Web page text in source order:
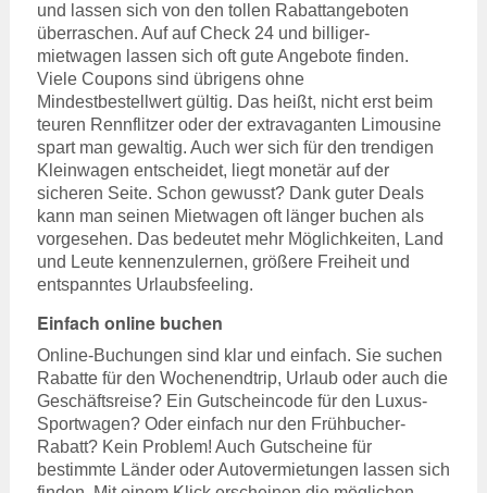
und lassen sich von den tollen Rabattangeboten
überraschen. Auf auf Check 24 und billiger-
mietwagen lassen sich oft gute Angebote finden.
Viele Coupons sind übrigens ohne
Mindestbestellwert gültig. Das heißt, nicht erst beim
teuren Rennflitzer oder der extravaganten Limousine
spart man gewaltig. Auch wer sich für den trendigen
Kleinwagen entscheidet, liegt monetär auf der
sicheren Seite. Schon gewusst? Dank guter Deals
kann man seinen Mietwagen oft länger buchen als
vorgesehen. Das bedeutet mehr Möglichkeiten, Land
und Leute kennenzulernen, größere Freiheit und
entspanntes Urlaubsfeeling.
Einfach online buchen
Online-Buchungen sind klar und einfach. Sie suchen
Rabatte für den Wochenendtrip, Urlaub oder auch die
Geschäftsreise? Ein Gutscheincode für den Luxus-
Sportwagen? Oder einfach nur den Frühbucher-
Rabatt? Kein Problem! Auch Gutscheine für
bestimmte Länder oder Autovermietungen lassen sich